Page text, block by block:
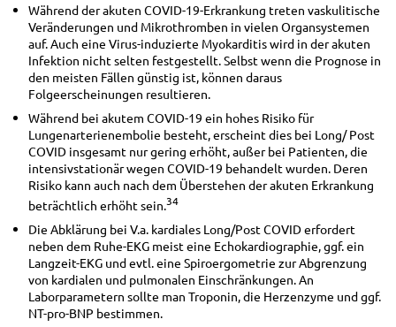
Während der akuten COVID-19-Erkrankung treten vaskulitische
Veränderungen und Mikrothromben in vielen Organsystemen
auf. Auch eine Virus-induzierte Myokarditis wird in der akuten
Infektion nicht selten festgestellt. Selbst wenn die Prognose in
den meisten Fällen günstig ist, können daraus
Folgeerscheinungen resultieren.
Während bei akutem COVID-19 ein hohes Risiko für
Lungenarterienembolie besteht, erscheint dies bei Long/ Post
COVID insgesamt nur gering erhöht, außer bei Patienten, die
intensivstationär wegen COVID-19 behandelt wurden. Deren
Risiko kann auch nach dem Überstehen der akuten Erkrankung
beträchtlich erhöht sein.34
Die Abklärung bei V.a. kardiales Long/Post COVID erfordert
neben dem Ruhe-EKG meist eine Echokardiographie, ggf. ein
Langzeit-EKG und evtl. eine Spiroergometrie zur Abgrenzung
von kardialen und pulmonalen Einschränkungen. An
Laborparametern sollte man Troponin, die Herzenzyme und ggf.
NT-pro-BNP bestimmen.